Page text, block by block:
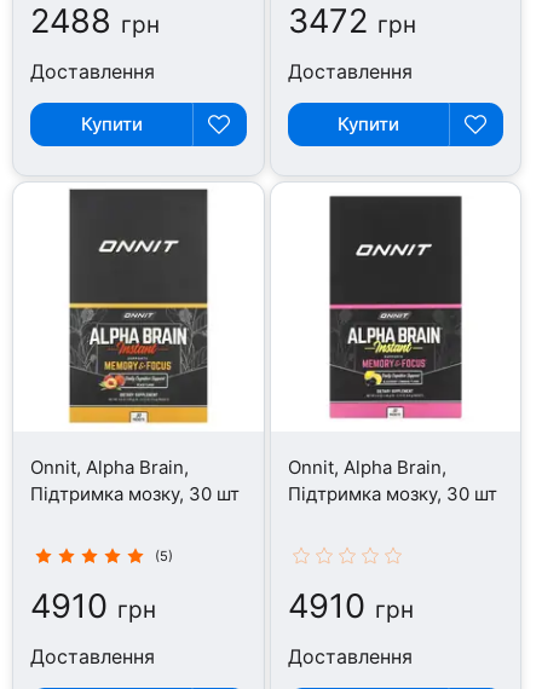
2488 грн
Доставлення
Купити
3472 грн
Доставлення
Купити
Onnit, Alpha Brain,
Підтримка мозку, 30 шт
(5)
4910 грн
Доставлення
Onnit, Alpha Brain,
Підтримка мозку, 30 шт
4910 грн
Доставлення